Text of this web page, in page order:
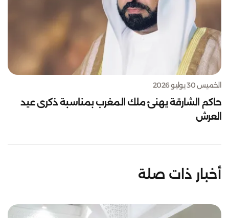
الخميس 30 يوليو 2026
حاكم الشارقة يهنئ ملك المغرب بمناسبة ذكرى عيد
العرش
أخبار ذات صلة